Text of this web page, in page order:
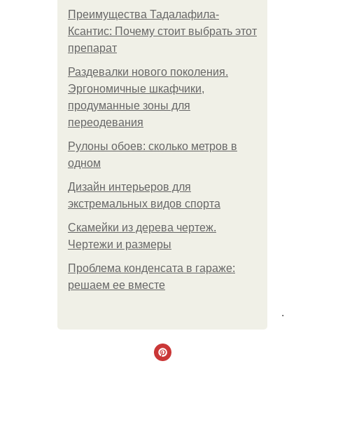
Преимущества Тадалафила-
Ксантис: Почему стоит выбрать этот
препарат
Раздевалки нового поколения.
Эргономичные шкафчики,
продуманные зоны для
переодевания
Рулоны обоев: сколько метров в
одном
Дизайн интерьеров для
экстремальных видов спорта
Скамейки из дерева чертеж.
Чертежи и размеры
Проблема конденсата в гараже:
решаем ее вместе
.